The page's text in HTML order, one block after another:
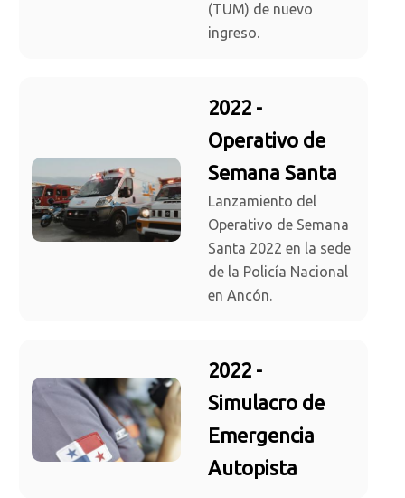
(TUM) de nuevo
ingreso.
2022 -
Operativo de
Semana Santa
Lanzamiento del
Operativo de Semana
Santa 2022 en la sede
de la Policía Nacional
en Ancón.
2022 -
Simulacro de
Emergencia
Autopista